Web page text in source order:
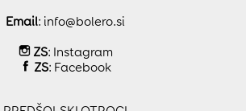
Email: info@bolero.si
ZS: Instagram
ZS: Facebook